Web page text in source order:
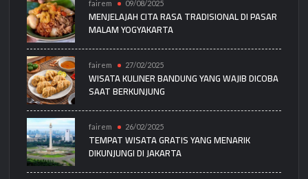
fairem 09/08/2025
MENJELAJAH CITA RASA TRADISIONAL DI PASAR
MALAM YOGYAKARTA
fairem 27/02/2025
WISATA KULINER BANDUNG YANG WAJIB DICOBA
SAAT BERKUNJUNG
fairem 26/02/2025
TEMPAT WISATA GRATIS YANG MENARIK
DIKUNJUNGI DI JAKARTA